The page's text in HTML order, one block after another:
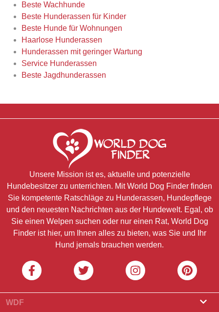
Beste Wachhunde
Beste Hunderassen für Kinder
Beste Hunde für Wohnungen
Haarlose Hunderassen
Hunderassen mit geringer Wartung
Service Hunderassen
Beste Jagdhunderassen
Unsere Mission ist es, aktuelle und potenzielle
Hundebesitzer zu unterrichten. Mit World Dog Finder finden
Sie kompetente Ratschläge zu Hunderassen, Hundepflege
und den neuesten Nachrichten aus der Hundewelt. Egal, ob
Sie einen Welpen suchen oder nur einen Rat, World Dog
Finder ist hier, um Ihnen alles zu bieten, was Sie und Ihr
Hund jemals brauchen werden.
WDF